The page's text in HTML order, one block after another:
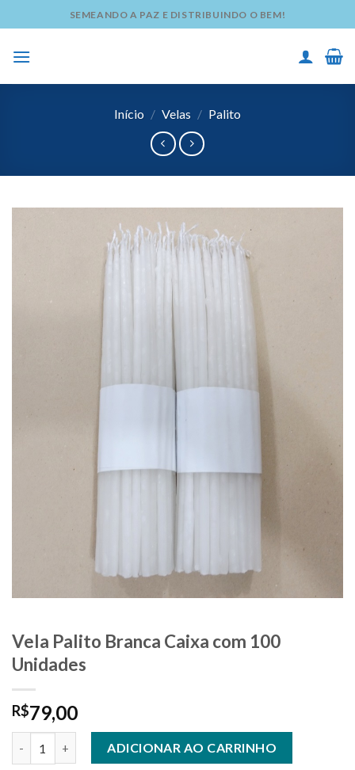
to
content
SEMEANDO A PAZ E DISTRIBUINDO O BEM!
Início / Velas / Palito
Vela Palito Branca Caixa com 100
Unidades
R$79,00
ADICIONAR AO CARRINHO